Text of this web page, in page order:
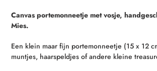
product
to
your
cart
Canvas portemonneetje met vosje,
Mies.
Een klein maar fijn portemonneetje (15 x 12
muntjes, haarspeldjes of andere kleine